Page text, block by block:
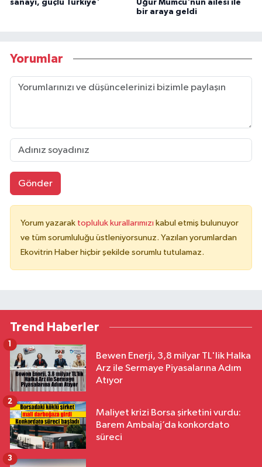
sanayi, güçlü Türkiye'
Uğur Mumcu'nun ailesi ile
bir araya geldi
Yorumlar
Gönder
Yorum yazarak topluluk kurallarımızı kabul etmiş bulunuyor
ve tüm sorumluluğu üstleniyorsunuz. Yazılan yorumlardan
Ekovitrin Haber hiçbir şekilde sorumlu tutulamaz.
Trend Haberler
Bewen Enerji, 3,8 milyar TL'lik Halka
Arz ile Sermaye Piyasalarına Adım
Atıyor
1
Maliyet krizi Borsa şirketini vurdu:
Barem Ambalaj’da konkordato
süreci
2
3